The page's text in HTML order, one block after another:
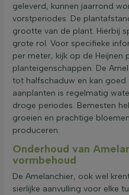
geleverd, kunnen jaarrond
vorstperiodes. De
grootte van de plant. Hierbij
grote rol. Voor specifieke
per meter, kijk op de Heijnen
planteigenschappen. De
tot halfschaduw en kan
aanplanten is regelmatig
droge periodes. Bemesten
groeien en prachtige
produceren.
Onderhoud van
vormbehoud
De Amelanchier, ook wel
sierlijke aanvulling voor elke